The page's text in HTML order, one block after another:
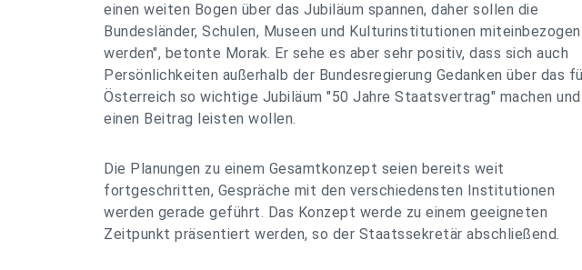
einen weiten Bogen über das Jubiläum spannen, daher sollen die
Bundesländer, Schulen, Museen und Kulturinstitutionen miteinbezogen
werden", betonte Morak. Er sehe es aber sehr positiv, dass sich auch
Persönlichkeiten außerhalb der Bundesregierung Gedanken über das
Österreich so wichtige Jubiläum "50 Jahre Staatsvertrag" machen und
einen Beitrag leisten wollen.
Die Planungen zu einem Gesamtkonzept seien bereits weit
fortgeschritten, Gespräche mit den verschiedensten Institutionen
werden gerade geführt. Das Konzept werde zu einem geeigneten
Zeitpunkt präsentiert werden, so der Staatssekretär abschließend.